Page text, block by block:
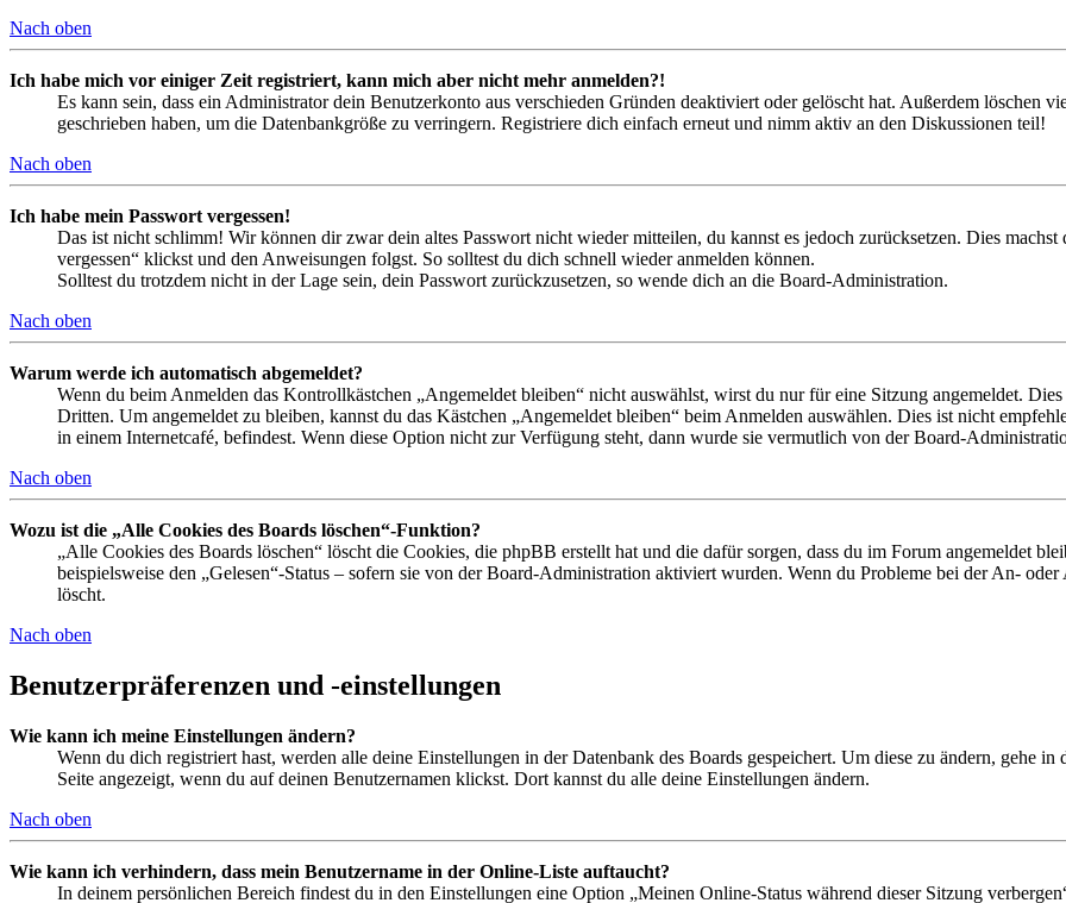
Nach oben
Ich habe mich vor einiger Zeit registriert, kann mich aber nicht mehr anmelden?!
Es kann sein, dass ein Administrator dein Benutzerkonto aus verschieden Gründen deaktiviert oder gelöscht hat. Außerdem löschen
geschrieben haben, um die Datenbankgröße zu verringern. Registriere dich einfach erneut und nimm aktiv an den Diskussionen teil!
Nach oben
Ich habe mein Passwort vergessen!
Das ist nicht schlimm! Wir können dir zwar dein altes Passwort nicht wieder mitteilen, du kannst es jedoch zurücksetzen. Dies
vergessen“ klickst und den Anweisungen folgst. So solltest du dich schnell wieder anmelden können.
Solltest du trotzdem nicht in der Lage sein, dein Passwort zurückzusetzen, so wende dich an die Board-Administration.
Nach oben
Warum werde ich automatisch abgemeldet?
Wenn du beim Anmelden das Kontrollkästchen „Angemeldet bleiben“ nicht auswählst, wirst du nur für eine Sitzung angemeldet.
Dritten. Um angemeldet zu bleiben, kannst du das Kästchen „Angemeldet bleiben“ beim Anmelden auswählen. Dies ist nicht
in einem Internetcafé, befindest. Wenn diese Option nicht zur Verfügung steht, dann wurde sie vermutlich von der Board-
Nach oben
Wozu ist die „Alle Cookies des Boards löschen“-Funktion?
„Alle Cookies des Boards löschen“ löscht die Cookies, die phpBB erstellt hat und die dafür sorgen, dass du im Forum angemeldet
beispielsweise den „Gelesen“-Status – sofern sie von der Board-Administration aktiviert wurden. Wenn du Probleme bei der An-
löscht.
Nach oben
Benutzerpräferenzen und -einstellungen
Wie kann ich meine Einstellungen ändern?
Wenn du dich registriert hast, werden alle deine Einstellungen in der Datenbank des Boards gespeichert. Um diese zu ändern, gehe
Seite angezeigt, wenn du auf deinen Benutzernamen klickst. Dort kannst du alle deine Einstellungen ändern.
Nach oben
Wie kann ich verhindern, dass mein Benutzername in der Online-Liste auftaucht?
In deinem persönlichen Bereich findest du in den Einstellungen eine Option „Meinen Online-Status während dieser Sitzung